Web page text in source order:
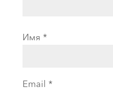
Имя *
Email *